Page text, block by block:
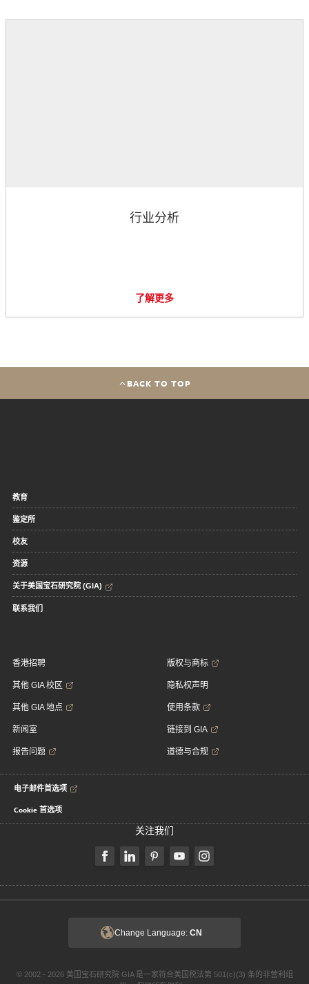
行业分析
了解更多
BACK TO TOP
教育
鉴定所
校友
资源
关于美国宝石研究院 (GIA)
联系我们
香港招聘
其他 GIA 校区
其他 GIA 地点
新闻室
报告问题
版权与商标
隐私权声明
使用条款
链接到 GIA
道德与合规
电子邮件首选项
Cookie 首选项
关注我们
Change Language: CN
© 2002 - 2026 美国宝石研究院 GIA 是一家符合美国税法第 501(c)(3) 条的非营利组